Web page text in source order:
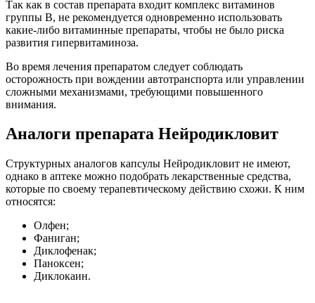
Так как в состав препарата входит комплекс витаминов
группы В, не рекомендуется одновременно использовать
какие-либо витаминные препараты, чтобы не было риска
развития гипервитаминоза.
Во время лечения препаратом следует соблюдать
осторожность при вождении автотранспорта или управлении
сложными механизмами, требующими повышенного
внимания.
Аналоги препарата Нейродикловит
Структурных аналогов капсулы Нейродикловит не имеют,
однако в аптеке можно подобрать лекарственные средства,
которые по своему терапевтическому действию схожи. К ним
относятся:
Олфен;
Фаниган;
Диклофенак;
Паноксен;
Диклокаин.